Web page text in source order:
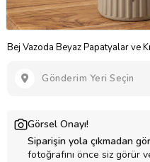
Bej Vazoda Beyaz Papatyalar ve
Gönderim Yeri Seçin
Görsel Onayı!
Siparişin yola çıkmadan
fotoğrafını önce siz görür